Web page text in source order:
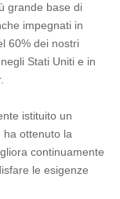
grande base di
impegnati in
60% dei nostri
Stati Uniti e in
istituito un
ha ottenuto la
continuamente
le esigenze